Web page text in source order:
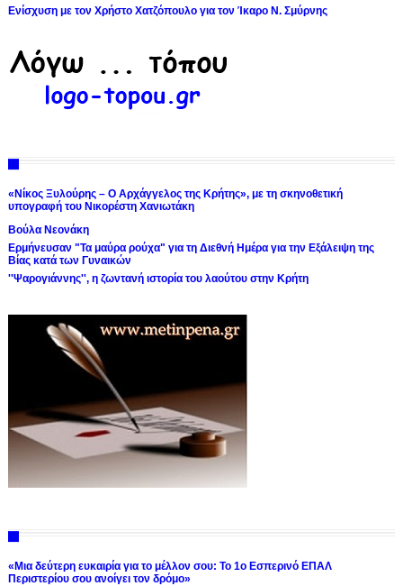
Ενίσχυση με τον Χρήστο Χατζόπουλο για τον Ίκαρο Ν. Σμύρνης
«Νίκος Ξυλούρης – Ο Αρχάγγελος της Κρήτης», με τη σκηνοθετική
υπογραφή του Νικορέστη Χανιωτάκη
Βούλα Νεονάκη
Ερμήνευσαν "Τα μαύρα ρούχα" για τη Διεθνή Ημέρα για την Εξάλειψη της
Βίας κατά των Γυναικών
''Ψαρογιάννης'', η ζωντανή ιστορία του λαούτου στην Κρήτη
«Μια δεύτερη ευκαιρία για το μέλλον σου: Το 1ο Εσπερινό ΕΠΑΛ
Περιστερίου σου ανοίγει τον δρόμο»